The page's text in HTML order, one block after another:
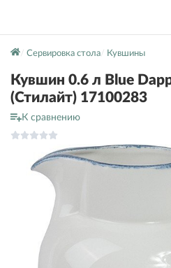
Сервировка стола Кувшины
Кувшин 0.6 л Blue
(Стилайт) 17100283
К сравнению